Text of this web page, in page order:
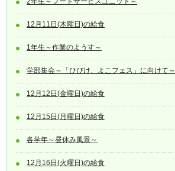
12月11日(木曜日)の給食
1年生～作業のようす～
学部集会～「ひびけ、よこフェス」に向けて～
12月12日(金曜日)の給食
12月15日(月曜日)の給食
各学年～昼休み風景～
12月16日(火曜日)の給食